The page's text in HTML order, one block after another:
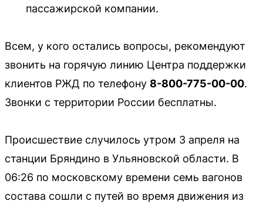
пассажирской компании.
Всем, у кого остались вопросы, рекомендуют
звонить на горячую линию Центра поддержки
клиентов РЖД по телефону 8-800-775-00-00.
Звонки с территории России бесплатны.
Происшествие случилось утром 3 апреля на
станции Бряндино в Ульяновской области. В
06:26 по московскому времени семь вагонов
состава сошли с путей во время движения из